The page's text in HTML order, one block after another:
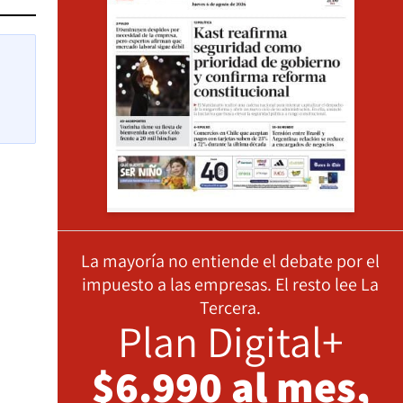
La mayoría no entiende el debate por el
impuesto a las empresas. El resto lee La
Tercera.
Plan Digital+
$6.990 al mes,